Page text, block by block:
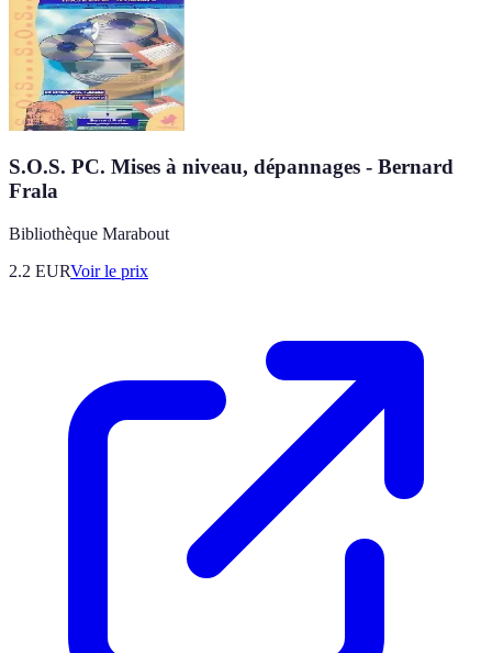
S.O.S. PC. Mises à niveau, dépannages - Bernard
Frala
Bibliothèque Marabout
2.2 EURVoir le prix